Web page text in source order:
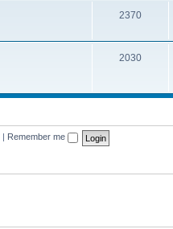
2370
2030
Remember me